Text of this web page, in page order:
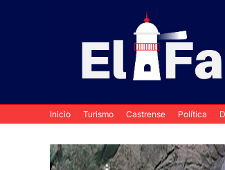
Inicio Turismo Castrense Política